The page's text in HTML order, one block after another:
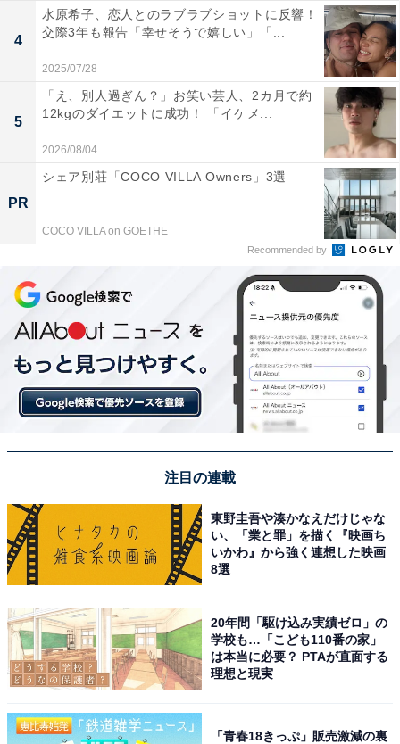
4
水原希子、恋人とのラブラブショットに反響！
交際3年も報告「幸せそうで嬉しい」「...
2025/07/28
5
「え、別人過ぎん？」お笑い芸人、2カ月で約
12kgのダイエットに成功！ 「イケメ...
2026/08/04
PR
シェア別荘「COCO VILLA Owners」3選
COCO VILLA on GOETHE
Recommended by
注目の連載
東野圭吾や湊かなえだけじゃな
い、「業と罪」を描く『映画ち
いかわ』から強く連想した映画
8選
20年間「駆け込み実績ゼロ」の
学校も…「こども110番の家」
は本当に必要？ PTAが直面する
理想と現実
「青春18きっぷ」販売激減の裏